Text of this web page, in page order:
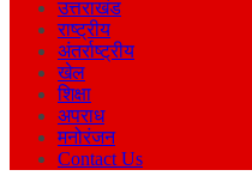
उत्तराखंड
राष्ट्रीय
अंतर्राष्ट्रीय
खेल
शिक्षा
अपराध
मनोरंजन
Contact Us